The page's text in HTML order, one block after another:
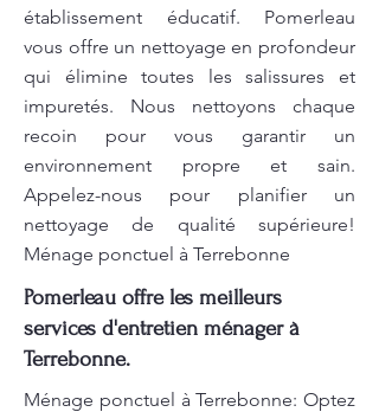
établissement éducatif. Pomerleau
vous offre un nettoyage en profondeur
qui élimine toutes les salissures et
impuretés. Nous nettoyons chaque
recoin pour vous garantir un
environnement propre et sain.
Appelez-nous pour planifier un
nettoyage de qualité supérieure!
Ménage ponctuel à Terrebonne
Pomerleau offre les meilleurs
services d'entretien ménager à
Terrebonne.
Ménage ponctuel à Terrebonne: Optez